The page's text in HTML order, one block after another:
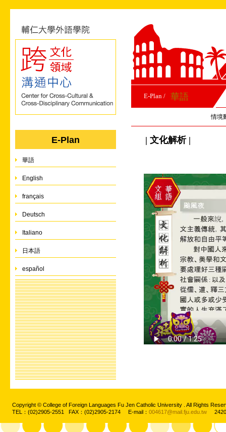
E-Plan
華語
English
français
Deutsch
Italiano
日本語
español
E-Plan / 華語
情境
| 文化解析 |
Copyright © College of Foreign Languages Fu Jen Catholic University . All Rights
TEL：(02)2905-2551 FAX：(02)2905-2174 E-mail： 004617@mail.fju.edu.tw